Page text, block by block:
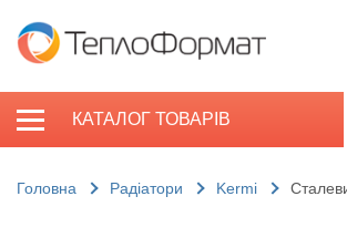
КАТАЛОГ ТОВАРІВ
Головна Радіатори Kermi